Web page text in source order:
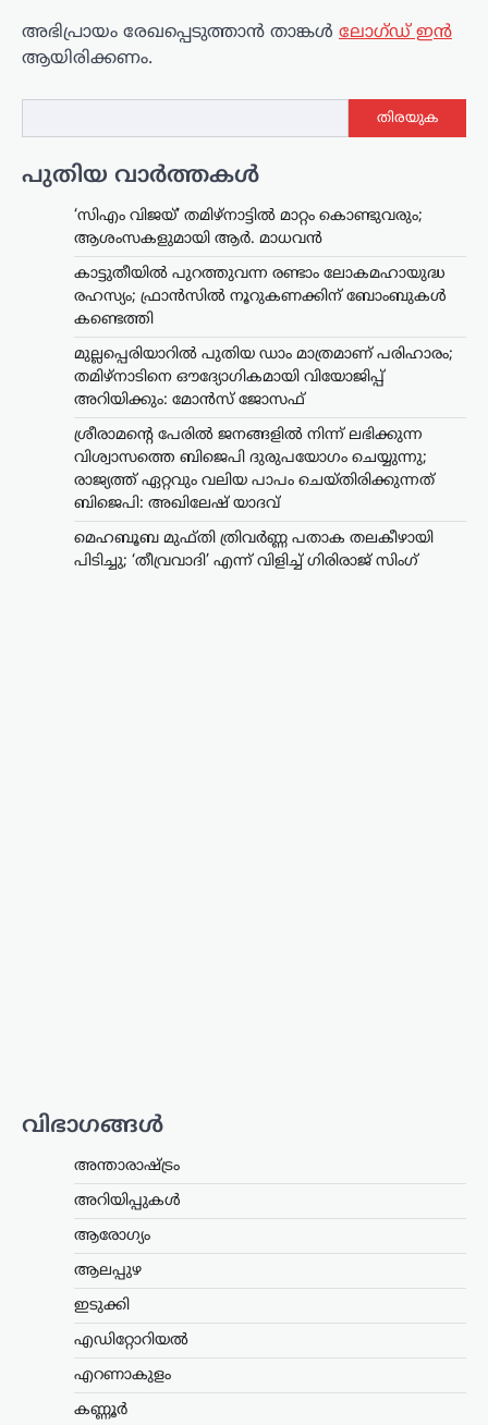
അഭിപ്രായം രേഖപ്പെടുത്താ‍ൻ താങ്കൾ ലോഗ്ഡ് ഇൻ
ആയിരിക്കണം.
തിരയുക
പുതിയ വാർത്തകൾ
‘സിഎം വിജയ്’ തമിഴ്നാട്ടിൽ മാറ്റം കൊണ്ടുവരും;
ആശംസകളുമായി ആർ. മാധവൻ
കാട്ടുതീയിൽ പുറത്തുവന്ന രണ്ടാം ലോകമഹായുദ്ധ
രഹസ്യം; ഫ്രാൻസിൽ നൂറുകണക്കിന് ബോംബുകൾ
കണ്ടെത്തി
മുല്ലപ്പെരിയാറിൽ പുതിയ ഡാം മാത്രമാണ് പരിഹാരം;
തമിഴ്നാടിനെ ഔദ്യോഗികമായി വിയോജിപ്പ്
അറിയിക്കും: മോൻസ് ജോസഫ്
ശ്രീരാമന്റെ പേരിൽ ജനങ്ങളിൽ നിന്ന് ലഭിക്കുന്ന
വിശ്വാസത്തെ ബിജെപി ദുരുപയോഗം ചെയ്യുന്നു;
രാജ്യത്ത് ഏറ്റവും വലിയ പാപം ചെയ്തിരിക്കുന്നത്
ബിജെപി: അഖിലേഷ് യാദവ്
മെഹബൂബ മുഫ്തി ത്രിവർണ്ണ പതാക തലകീഴായി
പിടിച്ചു; ‘തീവ്രവാദി’ എന്ന് വിളിച്ച് ഗിരിരാജ് സിംഗ്
വിഭാഗങ്ങൾ
അന്താരാഷ്ട്രം
അറിയിപ്പുകൾ
ആരോഗ്യം
ആലപ്പുഴ
ഇടുക്കി
എഡിറ്റോറിയൽ
എറണാകുളം
കണ്ണൂർ
ട്രെൻഡിംഗ്,ദേശീയം,ലേറ്റസ്റ്റ് ന്യൂസ്
മെഹബൂബ മുഫ്തി
ത്രിവർണ്ണ പതാക
തലകീഴായി പിടിച്ചു;
‘തീവ്രവാദി’ എന്ന് വിളിച്ച്
ഗിരിരാജ് സിംഗ്
ന്യൂസ് ഡെസ്ക്
ഓഗസ്റ്റ്‌ 5, 2026
ജമ്മു കശ്മീരിന്റെ മുൻ മുഖ്യമന്ത്രിയും
മുഫ്‌തി ദേശീയ പതാക തലകീഴായി
പിടിച്ചെന്ന ആരോപണത്തെ തുടർന്ന്
രാഷ്ട്രീയ വിവാദം ശക്തമായി.
ആർട്ടിക്കിൾ 370യും 35എയും…
ട്രെൻഡിംഗ് ,ദേശീയം വാർത്തകൾ
തകരാറിലായ
സംവിധാനത്തെ
മാറ്റിമറിക്കണമെന്ന
ആവശ്യമാണ്
വിദ്യാർഥികൾ
വാഹനങ്ങളുടെ രൂപമാറ്റവുമായി
നിശ്ചയിക്കാൻ സംസ്ഥാന
സർക്കാരുകൾക്ക് അധികാരമില്ലെന്ന്
കേന്ദ്ര റോഡ് ഗതാഗത മന്ത്രി നിതിൻ
ശ്രീരാമന്റെ പേരിൽ
ജനങ്ങളിൽ നിന്ന്
ലഭിക്കുന്ന വിശ്വാസത്തെ